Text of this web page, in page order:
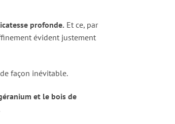
profonde. Et ce, par
évident justement
façon inévitable.
et le bois de